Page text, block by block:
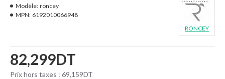
82,299DT
Prix hors taxes : 69,159DT
Modèle: roncey
MPN: 6192010066948
RONCEY